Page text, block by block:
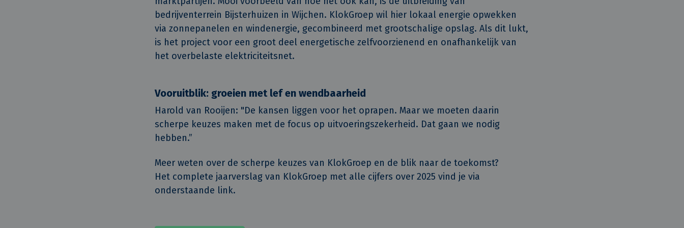
bedrijventerrein Bijsterhuizen in Wijchen. KlokGroep wil hier lokaal energie opwekken
via zonnepanelen en windenergie, gecombineerd met grootschalige opslag. Als dit lukt,
is het project voor een groot deel energetische zelfvoorzienend en onafhankelijk van
het overbelaste elektriciteitsnet.
Vooruitblik: groeien met lef en wendbaarheid
Harold van Rooijen: "De kansen liggen voor het oprapen. Maar we moeten daarin
scherpe keuzes maken met de focus op uitvoeringszekerheid. Dat gaan we nodig
hebben.”
Meer weten over de scherpe keuzes van KlokGroep en de blik naar de toekomst?
Het complete jaarverslag van KlokGroep met alle cijfers over 2025 vind je via
onderstaande link.